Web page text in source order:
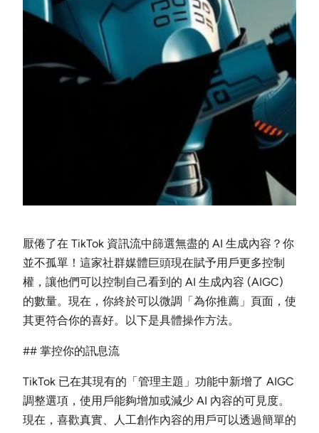
厭倦了在 TikTok 資訊流中篩選無盡的 AI 生成內容？你
並不孤單！這家社群媒體巨頭現在賦予用戶更多控制
權，讓他們可以控制自己看到的 AI 生成內容 (AIGC)
的數量。現在，你終於可以微調「為你推薦」頁面，使
其更符合你的喜好。以下是具體操作方法。
## 掌控你的訊息流
TikTok 已在其現有的「管理主題」功能中新增了 AIGC
調整選項，使用戶能夠增加或減少 AI 內容的可見度。
現在，喜歡真實、人工創作內容的用戶可以透過簡單的